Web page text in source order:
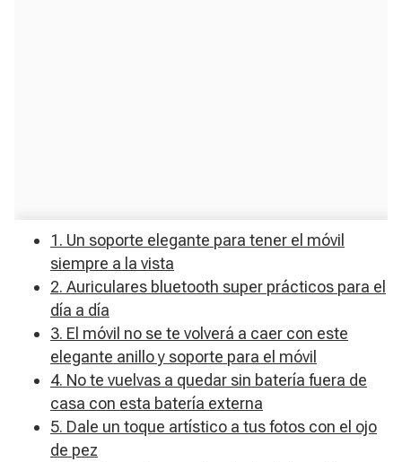
1. Un soporte elegante para tener el móvil
siempre a la vista
2. Auriculares bluetooth super prácticos para el
día a día
3. El móvil no se te volverá a caer con este
elegante anillo y soporte para el móvil
4. No te vuelvas a quedar sin batería fuera de
casa con esta batería externa
5. Dale un toque artístico a tus fotos con el ojo
de pez